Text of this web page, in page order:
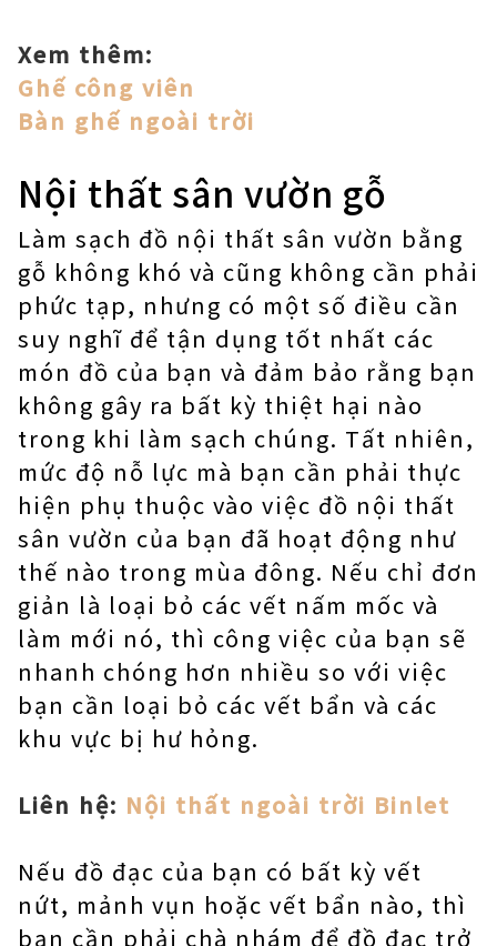
Xem thêm:
Ghế công viên
Bàn ghế ngoài trời
Nội thất sân vườn gỗ
Làm sạch đồ nội thất sân vườn bằng
gỗ không khó và cũng không cần phải
phức tạp, nhưng có một số điều cần
suy nghĩ để tận dụng tốt nhất các
món đồ của bạn và đảm bảo rằng bạn
không gây ra bất kỳ thiệt hại nào
trong khi làm sạch chúng. Tất nhiên,
mức độ nỗ lực mà bạn cần phải thực
hiện phụ thuộc vào việc đồ nội thất
sân vườn của bạn đã hoạt động như
thế nào trong mùa đông. Nếu chỉ đơn
giản là loại bỏ các vết nấm mốc và
làm mới nó, thì công việc của bạn sẽ
nhanh chóng hơn nhiều so với việc
bạn cần loại bỏ các vết bẩn và các
khu vực bị hư hỏng.
Liên hệ: Nội thất ngoài trời Binlet
Nếu đồ đạc của bạn có bất kỳ vết
nứt, mảnh vụn hoặc vết bẩn nào, thì
bạn cần phải chà nhám để đồ đạc trở